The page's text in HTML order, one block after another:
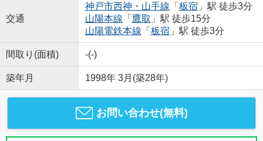
交通
神戸市西神・山手線 「 板宿 」駅 徒歩3分
山陽本線 「 鷹取 」駅 徒歩15分
山陽電鉄本線 「 板宿 」駅 徒歩3分
間取り(面積) -(-)
築年月 1998年 3月(築28年)
お問い合わせ(無料)